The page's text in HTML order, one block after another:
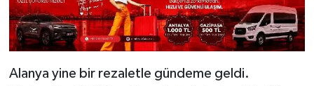
Alanya yine bir rezaletle gündeme geldi.